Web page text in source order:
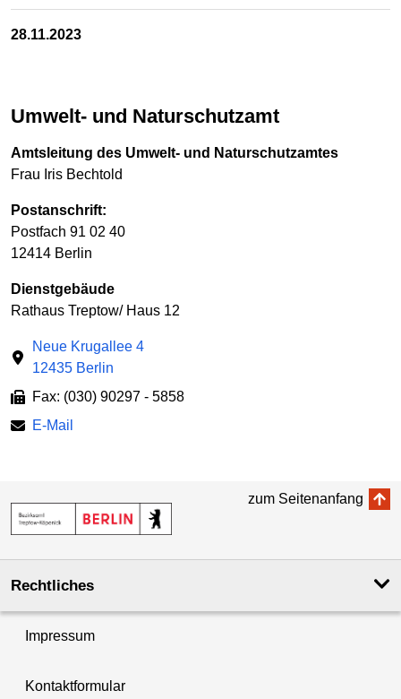
28.11.2023
Umwelt- und Naturschutzamt
Amtsleitung des Umwelt- und Naturschutzamtes
Frau Iris Bechtold
Postanschrift:
Postfach 91 02 40
12414 Berlin
Dienstgebäude
Rathaus Treptow/ Haus 12
Neue Krugallee 4
12435 Berlin
Fax: (030) 90297 - 5858
E-Mail
zum Seitenanfang
Rechtliches
Impressum
Kontaktformular